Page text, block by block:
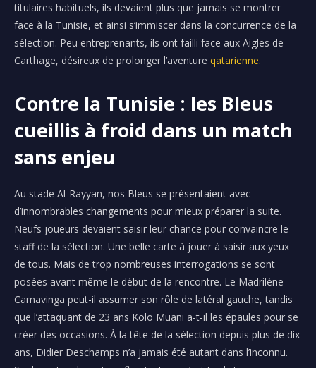
titulaires habituels, ils devaient plus que jamais se montrer
face à la Tunisie, et ainsi s’immiscer dans la concurrence de la
sélection. Peu entreprenants, ils ont failli face aux Aigles de
Carthage, désireux de prolonger l’aventure qatarienne.
Contre la Tunisie : les Bleus
cueillis à froid dans un match
sans enjeu
Au stade Al-Rayyan, nos Bleus se présentaient avec
d’innombrables changements pour mieux préparer la suite.
Neufs joueurs devaient saisir leur chance pour convaincre le
staff de la sélection. Une belle carte à jouer à saisir aux yeux
de tous. Mais de trop nombreuses interrogations se sont
posées avant même le début de la rencontre. Le Madrilène
Camavinga peut-il assumer son rôle de latéral gauche, tandis
que l’attaquant de 23 ans Kolo Muani a-t-il les épaules pour se
créer des occasions. À la tête de la sélection depuis plus de dix
ans, Didier Deschamps n’a jamais été autant dans l’inconnu.